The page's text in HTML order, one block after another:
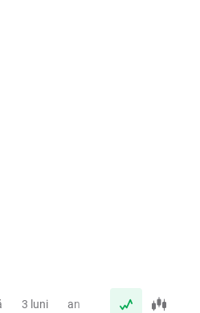
3 luni an